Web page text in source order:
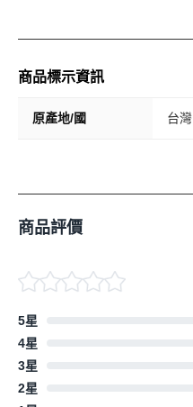
商品標示資訊
原產地/國 台灣
商品評價
5星
4星
3星
2星